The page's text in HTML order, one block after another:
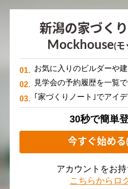
新潟の家づく
Mockhouse(モ
お気に入りのビルダーや
見学会の予約履歴を一覧
｢家づくりノート｣でアイ
30秒で簡単
今すぐ始める
アカウントをお
こちらからロ